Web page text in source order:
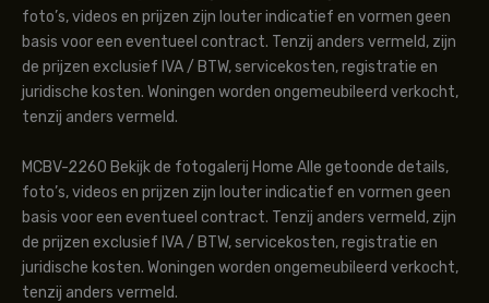
foto’s, videos en prijzen zijn louter indicatief en vormen geen
basis voor een eventueel contract. Tenzij anders vermeld, zijn
de prijzen exclusief IVA / BTW, servicekosten, registratie en
juridische kosten. Woningen worden ongemeubileerd verkocht,
tenzij anders vermeld.
MCBV-2260 Bekijk de fotogalerij Home Alle getoonde details,
foto’s, videos en prijzen zijn louter indicatief en vormen geen
basis voor een eventueel contract. Tenzij anders vermeld, zijn
de prijzen exclusief IVA / BTW, servicekosten, registratie en
juridische kosten. Woningen worden ongemeubileerd verkocht,
tenzij anders vermeld.